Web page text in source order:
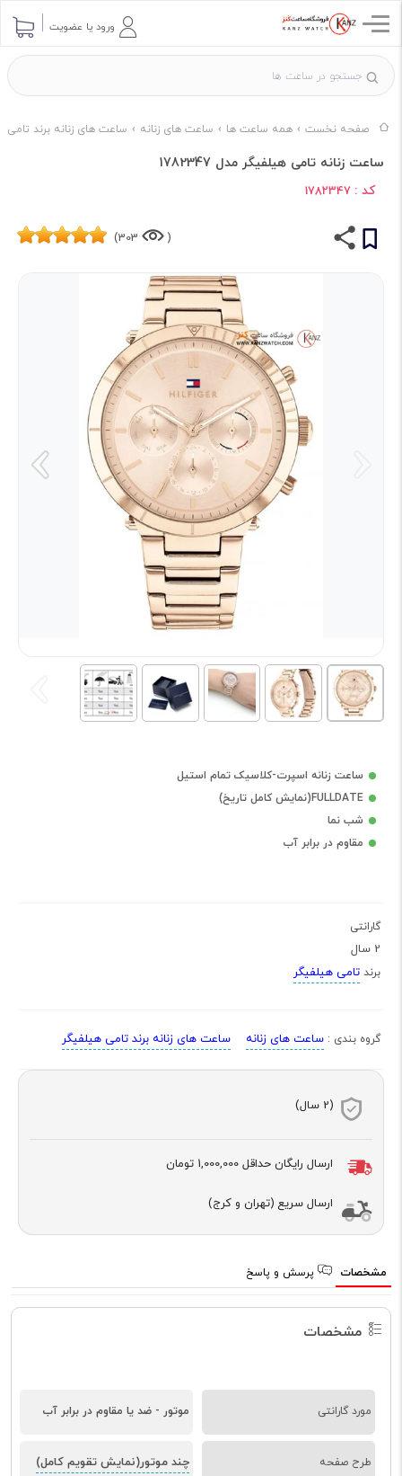
ورود یا عضویت
صفحه نخست همه ساعت ها ساعت های زنانه ساعت های زنانه برند تامی
ساعت زنانه تامی هیلفیگر مدل 1782347
کد : 1782347
(
303)
ساعت زنانه اسپرت-کلاسیک تمام استیل
FULLDATE(نمایش کامل تاریخ)
شب نما
مقاوم در برابر آب
گارانتی
2 سال
برند تامی هیلفیگر
گروه بندی : ساعت های زنانه ساعت های زنانه برند تامی هیلفیگر
(2 سال)
ارسال رایگان حداقل 1,000,000 تومان
ارسال سریع (تهران و کرج)
مشخصات پرسش و پاسخ
مشخصات
مورد گارانتی موتور - ضد یا مقاوم در برابر آب
طرح صفحه چند موتور(نمایش تقویم کامل)